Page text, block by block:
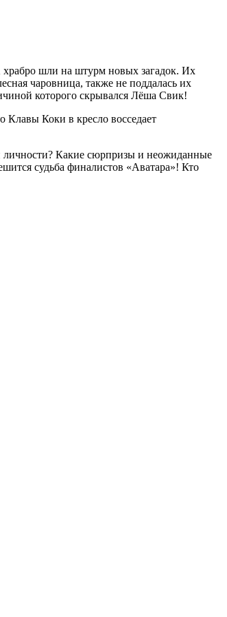
шли на штурм новых загадок. Их
чаровница, также не поддалась их
которого скрывался Лёша Свик!
Коки в кресло восседает
личности? Какие сюрпризы и неожиданные
судьба финалистов «Аватара»! Кто